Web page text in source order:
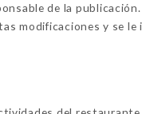
de la
modificaciones y se